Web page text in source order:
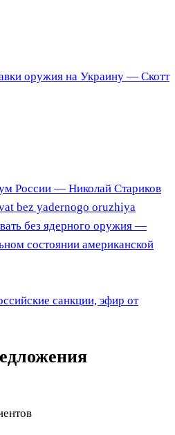
оружия на Украину — Скотт
России — Николай Стариков
без ядерного оружия —
состоянии американской
санкции, эфир от